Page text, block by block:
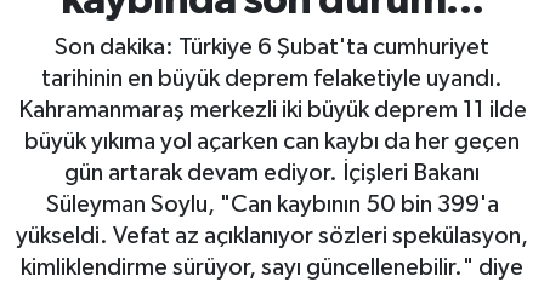
Son dakika: Türkiye 6 Şubat'ta cumhuriyet
tarihinin en büyük deprem felaketiyle uyandı.
Kahramanmaraş merkezli iki büyük deprem 11 ilde
büyük yıkıma yol açarken can kaybı da her geçen
gün artarak devam ediyor. İçişleri Bakanı
Süleyman Soylu, "Can kaybının 50 bin 399'a
yükseldi. Vefat az açıklanıyor sözleri spekülasyon,
kimliklendirme sürüyor, sayı güncellenebilir." diye
Haber Arşivi